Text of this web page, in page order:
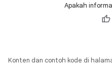
Apakah
Konten dan contoh kode di